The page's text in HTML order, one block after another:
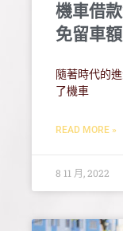
機車借
免留車
隨著時代的
了機車
READ MORE »
8 11 月, 2022